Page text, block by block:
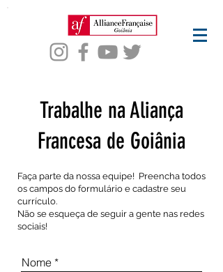
Trabalhe na Aliança
Francesa de Goiânia
Faça parte da nossa equipe! Preencha todos
os campos do formulário e cadastre seu
currículo.
Não se esqueça de seguir a gente nas redes
sociais!
Nome